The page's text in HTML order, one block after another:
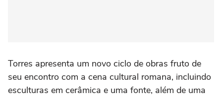
Torres apresenta um novo ciclo de obras fruto de
seu encontro com a cena cultural romana, incluindo
esculturas em cerâmica e uma fonte, além de uma